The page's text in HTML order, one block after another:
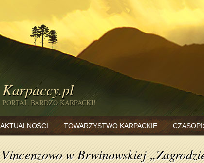
Karpaccy.pl
PORTAL BARDZO KARPACKI!
AKTUALNOŚCI TOWARZYSTWO KARPACKIE
Vincenzowo w Brwinowskiej